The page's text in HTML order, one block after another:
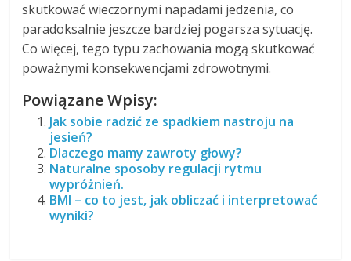
skutkować wieczornymi napadami jedzenia, co
paradoksalnie jeszcze bardziej pogarsza sytuację.
Co więcej, tego typu zachowania mogą skutkować
poważnymi konsekwencjami zdrowotnymi.
Powiązane Wpisy:
Jak sobie radzić ze spadkiem nastroju na
jesień?
Dlaczego mamy zawroty głowy?
Naturalne sposoby regulacji rytmu
wypróżnień.
BMI – co to jest, jak obliczać i interpretować
wyniki?